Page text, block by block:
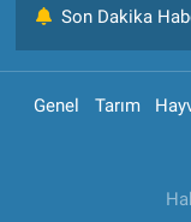
Son Dakika
Genel Tarım